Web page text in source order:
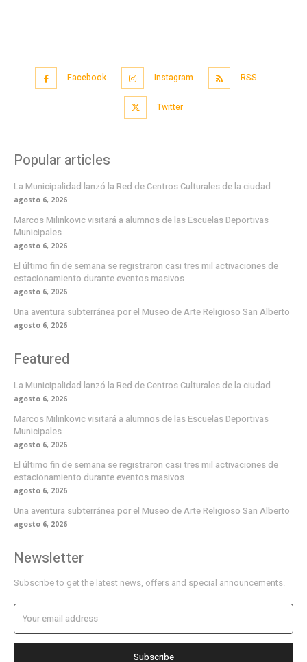
Facebook Instagram RSS
Twitter
Popular articles
La Municipalidad lanzó la Red de Centros Culturales de la ciudad
agosto 6, 2026
Marcos Milinkovic visitará a alumnos de las Escuelas Deportivas
Municipales
agosto 6, 2026
El último fin de semana se registraron casi tres mil activaciones de
estacionamiento durante eventos masivos
agosto 6, 2026
Una aventura subterránea por el Museo de Arte Religioso San Alberto
agosto 6, 2026
Featured
La Municipalidad lanzó la Red de Centros Culturales de la ciudad
agosto 6, 2026
Marcos Milinkovic visitará a alumnos de las Escuelas Deportivas
Municipales
agosto 6, 2026
El último fin de semana se registraron casi tres mil activaciones de
estacionamiento durante eventos masivos
agosto 6, 2026
Una aventura subterránea por el Museo de Arte Religioso San Alberto
agosto 6, 2026
Newsletter
Subscribe to get the latest news, offers and special announcements.
Subscribe